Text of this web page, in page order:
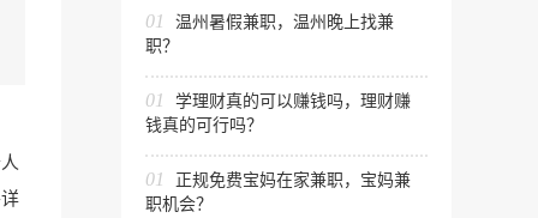
01
温州暑假兼职，温州晚上找兼
职？
01
学理财真的可以赚钱吗，理财赚
钱真的可行吗？
01
正规免费宝妈在家兼职，宝妈兼
职机会？